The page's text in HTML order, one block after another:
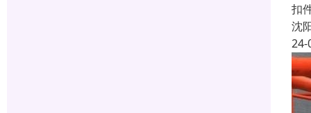
扣
沈
24-